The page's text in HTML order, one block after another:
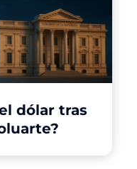
dólar tras